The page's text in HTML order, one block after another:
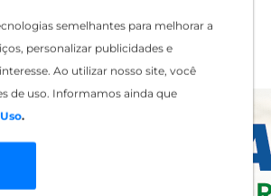
semelhantes para melhorar a
personalizar publicidades e
Ao utilizar nosso site, você
de uso. Informamos ainda que
.